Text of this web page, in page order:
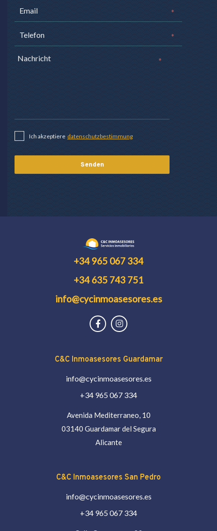
*
*
*
Ich akzeptiere datenschutzbestimmung
+34 965 067 334
+34 635 743 751
info@cycinmoasesores.es
C&C Inmoasesores Guardamar
info@cycinmoasesores.es
+34 965 067 334
Avenida Mediterraneo, 10
03140 Guardamar del Segura
Alicante
C&C Inmoasesores San Pedro
info@cycinmoasesores.es
+34 965 067 334